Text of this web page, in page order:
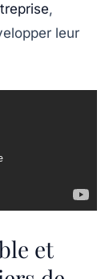
,
leur
et